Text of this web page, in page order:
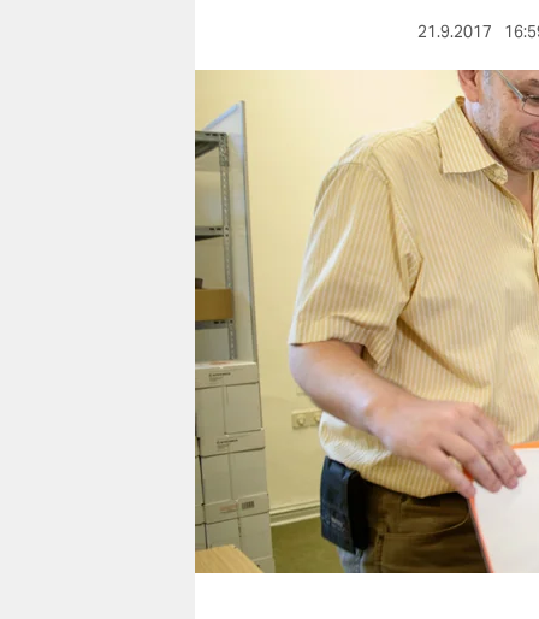
nord
wahrheit
verlag
verlag
veranstaltungen
shop
fragen & hilfe
unterstützen
abo
genossenschaft
21.9.2017